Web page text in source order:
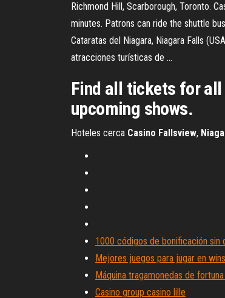
Richmond Hill, Scarborough, Toronto.
minutes. Patrons can ride the shuttle
Cataratas del Niagara, Niagara Falls
atracciones turísticas de ...
Find all tickets for all
upcoming shows.
Hoteles cerca Casino Fallsview,
1000 códigos de bonificación sin
Mejores juegos para jugar en
Máquina tragamonedas de
Casino group casino lille